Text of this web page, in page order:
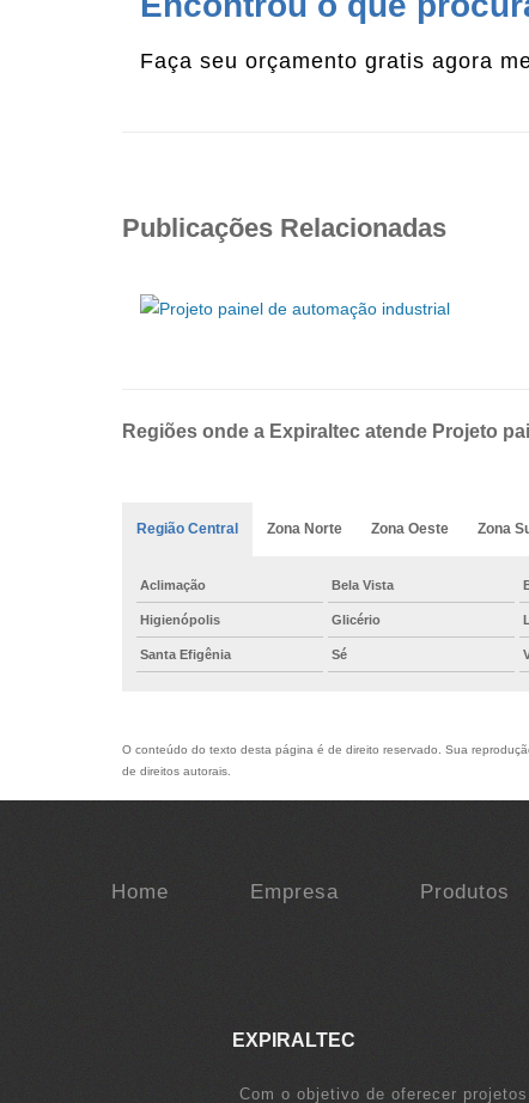
Faça seu orçamento gratis agora
Publicações Relacionadas
Regiões onde a Expiraltec atende Projeto
Região Central Zona Norte Zona Oeste Zona
Aclimação Bela Vista
Higienópolis Glicério
Santa Efigênia Sé
O conteúdo do texto desta página é de direito reservado. Sua
de direitos autorais
Home Empresa Produtos
EXPIRALTEC
Com o objetivo de oferecer projetos,